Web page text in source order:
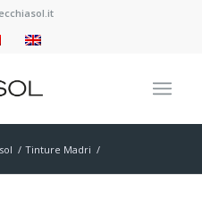
/ Tinture Madri /